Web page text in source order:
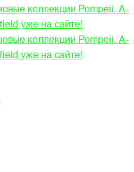
коллекции Pompeii, A-
уже на сайте!
коллекции Pompeii, A-
уже на сайте!